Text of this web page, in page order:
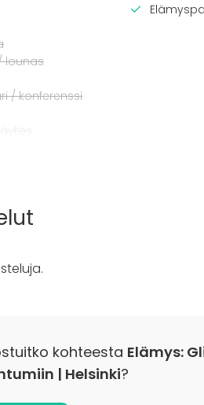
lounas
/ konferenssi
kohteesta Elämys:
| Helsinki?